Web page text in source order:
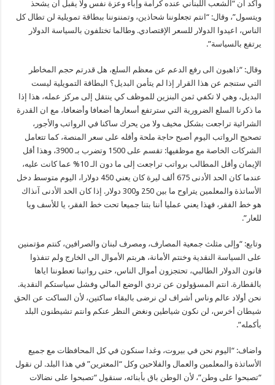
واكد ان “الشعب اللبناني عنده كرامة وإباء وعزة نفس ولا يقبل ان يشحذ
ويتسول”، وقال: “انتم تجعلوننا شحاذين، وتمننوننا ببطاقة تمويلية لن تطال كل
الناس، اعيدوا الدولار للسعر الإقتصادي. وطالما تختلفون بالسياسة الدولار
يرتفع بالسياسة”.
وقال: “ذاهبون الى رفع الدعم عن معظم السلع، هل قدرتم حجم المخاطر
التي ستنجم عن هذا القرار إذا لم يتأمن البديل؟ البطاقة التمويلية ليست
البديل، وهي لا تكفي ثمن البنزين للموظف كي ينتقل إلى مركز عمله، هذا إذا
ما ذكرنا السلع الضرورية التي سترتفع أسعارها أضعافا وأضعافا، مع ان القدرة
الشرائية تراجعت بشكل مخيف ولا من يحرك ساكنا في الرواتب والأجور،
تصحيح الرواتب اليوم أصبح حاجة ملحة وأقله على سعر المنصة، كما تتعامل
الشركات الخاصة مع موظفيها: تقسم على 1500 وتضرب بـ 3900، وهذا أقل
الإيمان وأقل المطالب برواتب تراجعت إلى ما دون الـ 10% عما كانت عليه،
عندما كان الحد الأدنى 675 ألف ليرة كان يعني 450 دولارا، اليوم متوسط دخل
الأساتذة والمعلمين يتراوح ما بين 250 و300 دولار. إذا كان الحد الأدنى آنذاك
هو خط الفقر، فهذا يعني عمليا أننا بتنا جميعا تحت خط الفقر، يا للأسف ويا
للعار”.
وتابع: “وإلى مثلث جمعية المصارف، ومصرف لبنان والصرافين، كنتم مؤتمنين
على السياسة النقدية وخنتم الأمانة، هربتم الأموال الى الخارج ولم تنفذوا
قانون الدولار الطالبي، تحتجزون أموال الناس، حتى رواتبنا تعطوننا اياها
بالقطارة. انتم المسؤولون عن تردي الوضع المالي وفشل سياستكم النقدية.
نحن أولاد عالم وناس أشراف لن نرضى بالبقاء ساكتين، لأن الساكت عن الحق
شيطان أخرس، لن نكون شياطين ونغض النظر عنكم وانتم تشيطنون البلد
بأكمله”.
واضاف: “اليوم نحن في بيروت، وغدا سنكون في كل المحافظات مع جميع
الأساتذة والمعلمين والعمال والفلاحين وكل “المعترين” في هذا البلد. لن نقول
“تصبحوا على وطن”، لأن الوطن باق بأبنائه، سنقول “تصبحوا على نضالات